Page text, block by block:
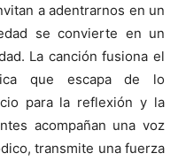
a adentrarnos en un
se convierte en un
La canción fusiona el
que escapa de lo
para la reflexión y la
acompañan una voz
transmite una fuerza